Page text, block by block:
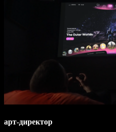
арт-директор